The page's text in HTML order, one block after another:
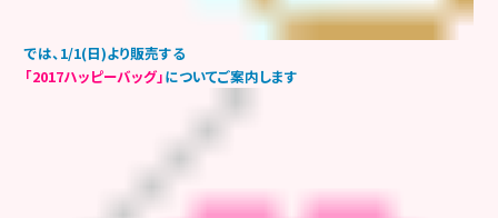
では、1/1(日)より販売する
「2017ハッピーバッグ」についてご案内します